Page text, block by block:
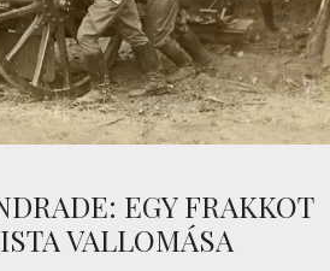
EGY FRAKKOT
VALLOMÁSA